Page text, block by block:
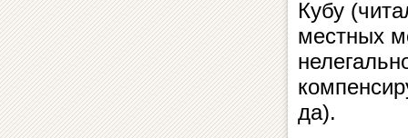
Кубу
местных
да).